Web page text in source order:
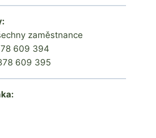
zaměstnance
609 394
609 395